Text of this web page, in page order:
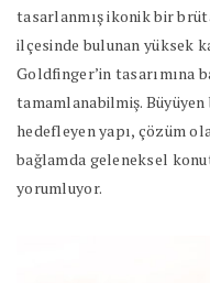
tasarlanmış ikonik bir
ilçesinde bulunan yüksek
Goldfinger’in tasarımına
tamamlanabilmiş.
hedefleyen yapı, çözüm
bağlamda geleneksel
yorumluyor.